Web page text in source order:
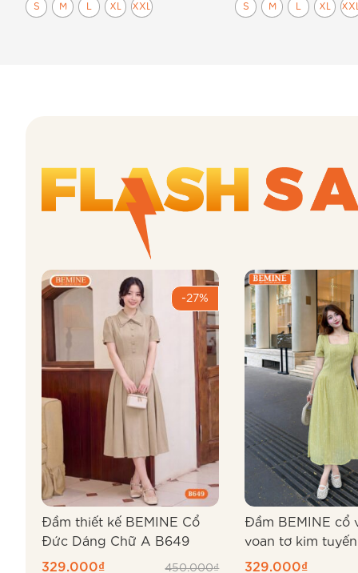
S M L XL XXL S M L XL
-27%
Đầm thiết kế BEMINE Cổ
Đức Dáng Chữ A B649
329.000₫ 450.000₫
Đầm BEMINE cổ
voan tơ kim
B558
329.000₫